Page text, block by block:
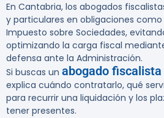
En Cantabria, los abogados
y particulares en obligaciones como
Impuesto sobre Sociedades,
optimizando la carga fiscal
defensa ante la Administración.
Si buscas un abogado fiscalista
explica cuándo contratarlo, qué
para recurrir una liquidación y los
tener presentes.